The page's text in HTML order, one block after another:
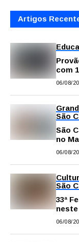
Artigos
com
06/08/
São
São
no
06/08/
São
33ª
06/08/